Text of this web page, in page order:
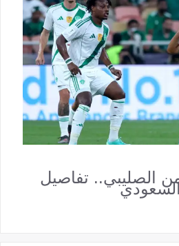
الصليبي.. تفاصيل